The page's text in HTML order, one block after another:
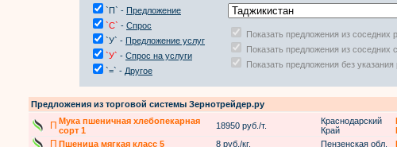
`П` - Предложение
`С` - Спрос
`У` - Предложение услуг
`У` - Спрос на услуги
`=` - Другое
Показать предложения из соседних
Показать предложения из соседних
Показать предложения без указания
Предложения из торговой системы Зернотрейдер.ру
П Мука пшеничная хлебопекарная
сорт 1
18950 руб./т.
Краснодарский
Край
П Пшеница мягкая класс 5 8 руб./кг. Пензенская обл.